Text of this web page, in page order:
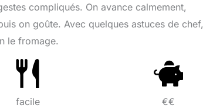
compliqués. On avance calmement,
on goûte. Avec quelques astuces de chef,
le fromage.
facile €€